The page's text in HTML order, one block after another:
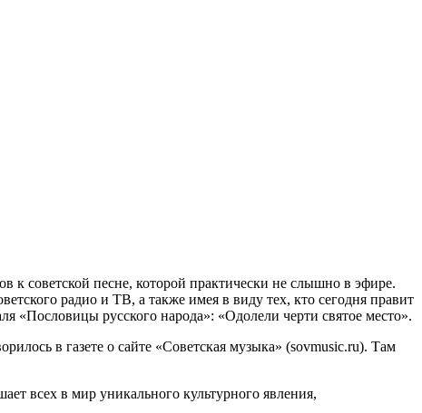
к советской песне, которой практически не слышно в эфире.
радио и ТВ, а также имея в виду тех, кто сегодня правит
«Пословицы русского народа»: «Одолели черти святое место».
в газете о сайте «Советская музыка» (sovmusic.ru). Там
всех в мир уникального культурного явления,